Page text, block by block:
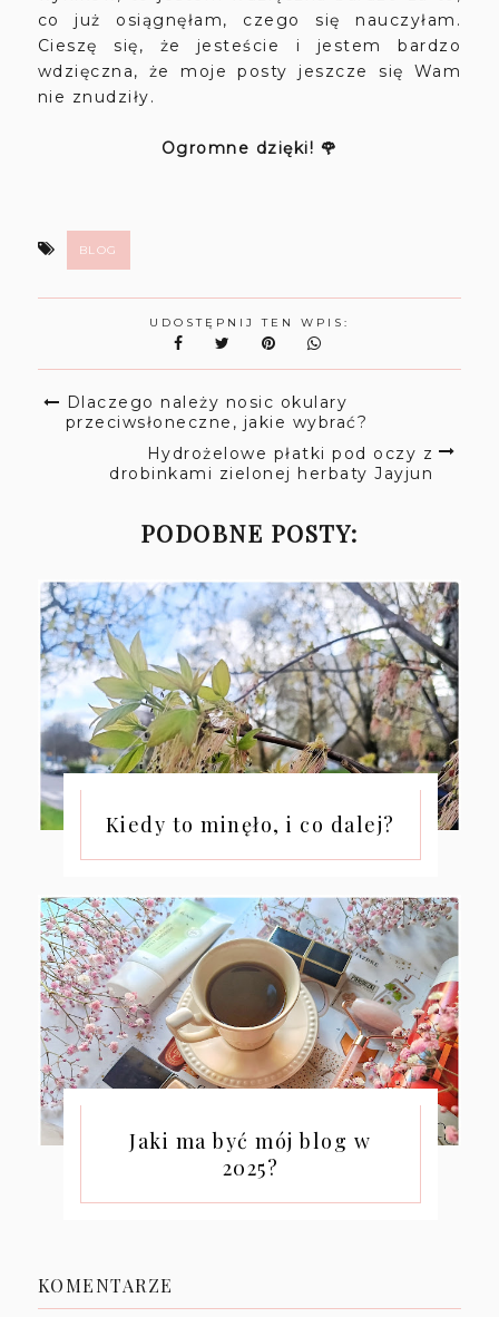
co już osiągnęłam, czego się nauczyłam.
Cieszę się, że jesteście i jestem bardzo
wdzięczna, że moje posty jeszcze się Wam
nie znudziły.
Ogromne dzięki! 🌹
BLOG
UDOSTĘPNIJ TEN WPIS:
Dlaczego należy nosic okulary
przeciwsłoneczne, jakie wybrać?
Hydrożelowe płatki pod oczy z
drobinkami zielonej herbaty Jayjun
PODOBNE POSTY:
Kiedy to minęło, i co dalej?
Jaki ma być mój blog w
2025?
KOMENTARZE